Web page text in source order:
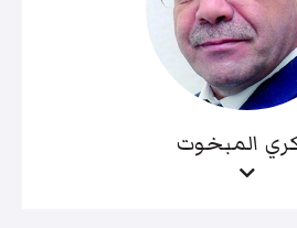
المبخوت